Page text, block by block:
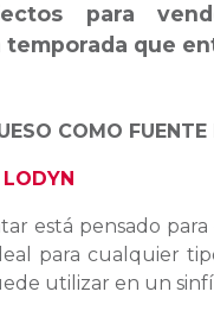
para
que
COMO
LODYN
está pensado
para cualquier
utilizar en un